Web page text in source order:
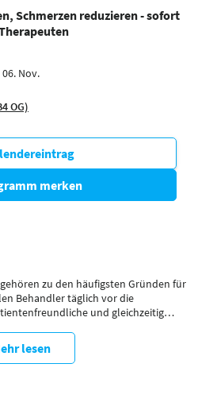
Schmerzen reduzieren - sofort
06. Nov.
OG)
merken
zu den häufigsten Gründen für
Behandler täglich vor die
und gleichzeitig
an Bedeutung als nicht-
Ergänzung bestehender
lesen